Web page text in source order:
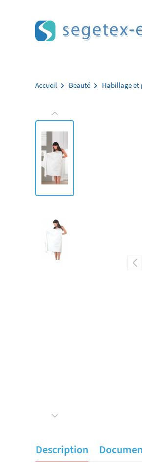
Accueil Beauté Habillage et
Description